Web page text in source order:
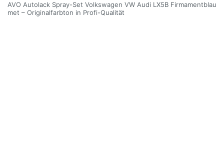
AVO Autolack Spray-Set Volkswagen VW Audi LX5B Firmamentblau
met – Originalfarbton in Profi-Qualität